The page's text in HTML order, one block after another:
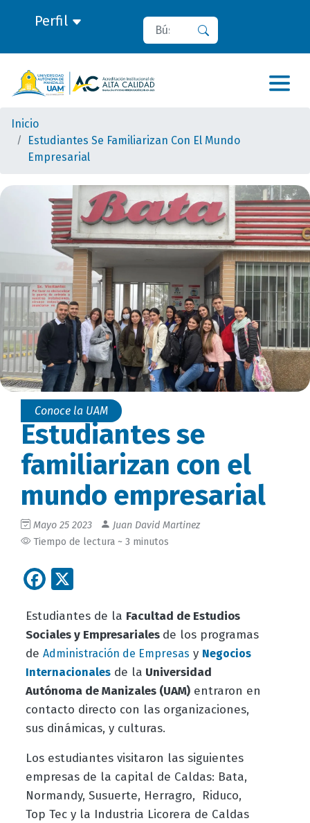
Perfil Buscar
Inicio
Estudiantes Se Familiarizan Con El Mundo
Empresarial
Conoce la UAM
Estudiantes se
familiarizan con el
mundo empresarial
Mayo 25 2023
Juan David Martinez
Tiempo de lectura ~ 3 minutos
Facebook
Estudiantes de la Facultad de Estudios
Sociales y Empresariales de los programas
de Administración de Empresas y Negocios
Internacionalesde la Universidad
Autónoma de Manizales (UAM)entraron en
contacto directo con las organizaciones,
sus dinámicas, y culturas.
Los estudiantes visitaron las siguientes
empresas de la capital de Caldas: Bata,
Normandy, Susuerte, Herragro, Riduco,
Top Tec y la Industria Licorera de Caldas